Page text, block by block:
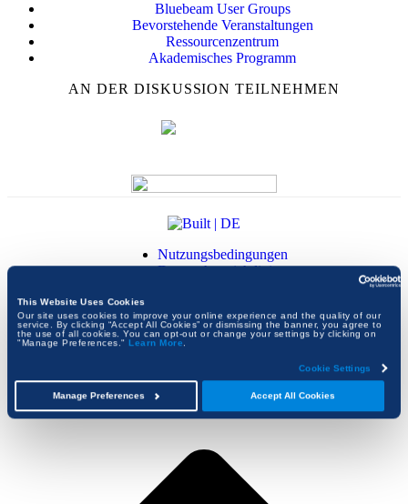
This Website Uses Cookies
Our site uses cookies to improve your online experience and the quality of our
service. By clicking “Accept All Cookies” or dismissing the banner, you agree to
the use of all cookies. You can opt-out or change your settings by clicking on
"Manage Preferences." Learn More.
Cookie Settings
Accept All Cookies
Manage Preferences
Bluebeam User Groups
Bevorstehende Veranstaltungen
Ressourcenzentrum
Akademisches Programm
AN DER DISKUSSION TEILNEHMEN
Copyright © 2002 - 2026Bluebeam.
Alle Rechte vorbehalten.
Nemetschek Group
Nutzungsbedingungen
Datenschutzrichtlinie
Footer